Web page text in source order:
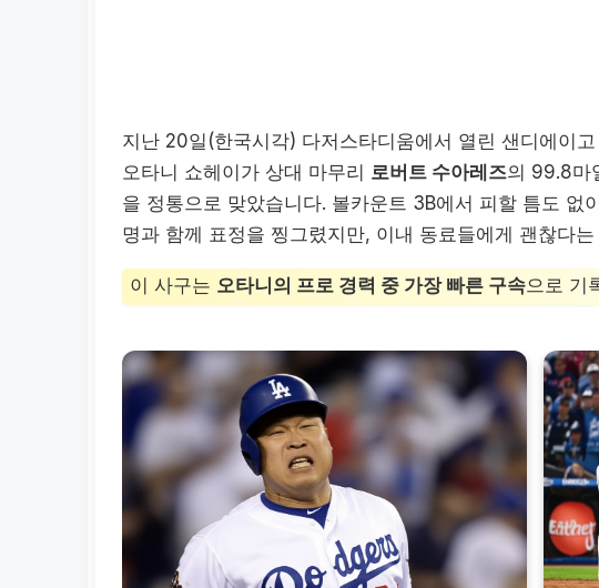
지난 20일(한국시각) 다저스타디움에서 열린 샌디에이
오타니 쇼헤이가 상대 마무리 로버트 수아레즈의 99.8마
을 정통으로 맞았습니다. 볼카운트 3B에서 피할 틈도 없
명과 함께 표정을 찡그렸지만, 이내 동료들에게 괜찮다
이 사구는 오타니의 프로 경력 중 가장 빠른 구속으로 기